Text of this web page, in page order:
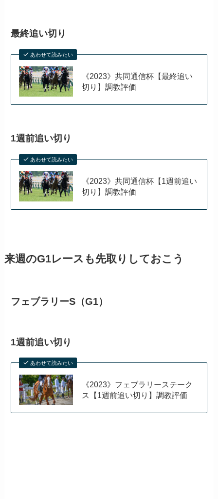
最終追い切り
あわせて読みたい
《2023》共同通信杯【最終追い
切り】調教評価
1週前追い切り
あわせて読みたい
《2023》共同通信杯【1週前追い
切り】調教評価
来週のG1レースも先取りしておこう
フェブラリーS（G1）
1週前追い切り
あわせて読みたい
《2023》フェブラリーステーク
ス【1週前追い切り】調教評価